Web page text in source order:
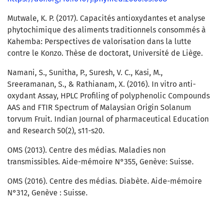
Mutwale, K. P. (2017). Capacités antioxydantes et analyse
phytochimique des aliments traditionnels consommés à
Kahemba: Perspectives de valorisation dans la lutte
contre le Konzo. Thèse de doctorat, Université de Liège.
Namani, S., Sunitha, P., Suresh, V. C., Kasi, M.,
Sreeramanan, S., & Rathianam, X. (2016). In vitro anti-
oxydant Assay, HPLC Profiling of polyphenolic Compounds
AAS and FTIR Spectrum of Malaysian Origin Solanum
torvum Fruit. Indian Journal of pharmaceutical Education
and Research 50(2), s11-s20.
OMS (2013). Centre des médias. Maladies non
transmissibles. Aide-mémoire N°355, Genève: Suisse.
OMS (2016). Centre des médias. Diabète. Aide-mémoire
N°312, Genève : Suisse.